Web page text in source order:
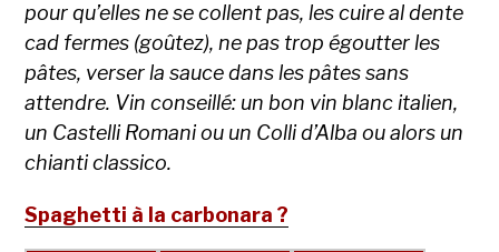
pour qu’elles ne se collent pas, les cuire al dente
cad fermes (goûtez), ne pas trop égoutter les
pâtes, verser la sauce dans les pâtes sans
attendre. Vin conseillé: un bon vin blanc italien,
un Castelli Romani ou un Colli d’Alba ou alors un
chianti classico.
Spaghetti à la carbonara ?